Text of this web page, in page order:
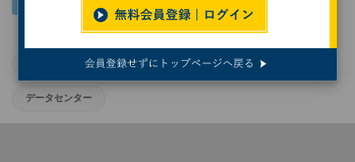
NVIDIA パワー半導体
データセンター